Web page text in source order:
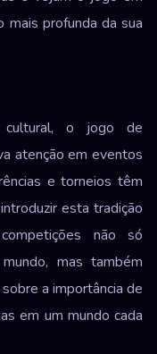
mais profunda da sua
cultural, o jogo de
atenção em eventos
e torneios têm
esta tradição
não só
mas também
a importância de
em um mundo cada